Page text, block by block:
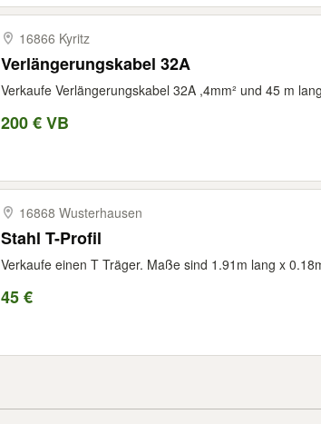
16866 Kyritz
Verlängerungskabel 32A
Verkaufe Verlängerungskabel 32A ,4mm² und 45 m
200 € VB
16868 Wusterhausen
Stahl T-Profil
Verkaufe einen T Träger. Maße sind 1.91m lang x
45 €